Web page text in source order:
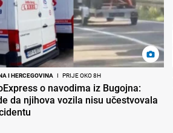
I HERCEGOVINA I PRIJE OKO 8H
o navodima iz Bugojna:
da njihova vozila nisu učestvovala